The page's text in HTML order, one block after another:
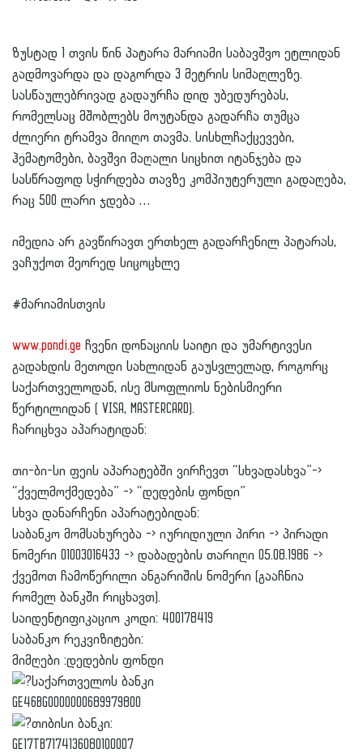
ზუსტად 1 თვის წინ პატარა მარიამი საბავშვო ეტლიდან
გადმოვარდა და დაგორდა 3 მეტრის სიმაღლეზე.
სასწაულებრივად გადაურჩა დიდ უბედურებას,
რომელსაც მშობლებს მოუტანდა გადარჩა თუმცა
ძლიერი ტრამვა მიიღო თავმა. სისხლჩაქცევები,
ჰემატომები, ბავშვი მაღალი სიცხით იტანჯება და
სასწრაფოდ სჭირდება თავზე კომპიუტერული გადაღება,
რაც 500 ლარი ჯდება …
იმედია არ გავწირავთ ერთხელ გადარჩენილ პატარას,
ვაჩუქოთ მეორედ სიცოცხლე
#მარიამისთვის
www.pondi.ge ჩვენი დონაციის საიტი და უმარტივესი
გადახდის მეთოდი სახლიდან გაუსვლელად, როგორც
საქართველოდან, ისე მსოფლიოს ნებისმიერი
წერტილიდან ( VISA, MASTERCARD).
ჩარიცხვა აპარატიდან:
თი-ბი-სი ფეის აპარატებში ვირჩევთ “სხვადასხვა”->
“ქველმოქმედება” -> “დედების ფონდი”
სხვა დანარჩენი აპარატებიდან:
საბანკო მომსახურება -> იურიდიული პირი -> პირადი
ნომერი 01003016433 -> დაბადების თარიღი 05.08.1986 ->
ქვემოთ ჩამოწერილი ანგარიშის ნომერი (გააჩნია
რომელ ბანკში რიცხავთ).
საიდენტიფიკაციო კოდი: 400178419
საბანკო რეკვიზიტები:
მიმღები :დედების ფონდი
საქართველოს ბანკი
GE46BG0000000689979800
თიბისი ბანკი:
GE17TB7174136080100007